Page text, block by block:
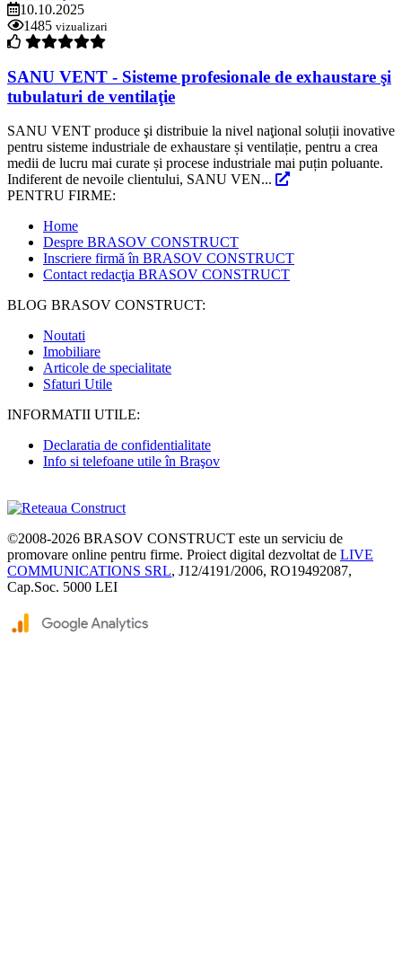
10.10.2025
1485 vizualizari
SANU VENT - Sisteme profesionale de exhaustare şi
tubulaturi de ventilaţie
SANU VENT produce şi distribuie la nivel naţional soluții inovative
pentru sisteme industriale de exhaustare și ventilație, pentru a crea
medii de lucru mai curate și procese industriale mai puțin poluante.
Indiferent de nevoile clientului, SANU VEN...
PENTRU FIRME:
Home
Despre BRASOV CONSTRUCT
Inscriere firmă în BRASOV CONSTRUCT
Contact redacţia BRASOV CONSTRUCT
BLOG BRASOV CONSTRUCT:
Noutati
Imobiliare
Articole de specialitate
Sfaturi Utile
INFORMATII UTILE:
Declaratia de confidentialitate
Info si telefoane utile în Braşov
©2008-2026 BRASOV CONSTRUCT este un serviciu de
promovare online pentru firme. Proiect digital dezvoltat de LIVE
COMMUNICATIONS SRL, J12/4191/2006, RO19492087,
Cap.Soc. 5000 LEI